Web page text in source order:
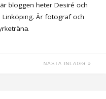
bloggen heter Desiré och
Är fotograf och
NÄSTA INLÄGG